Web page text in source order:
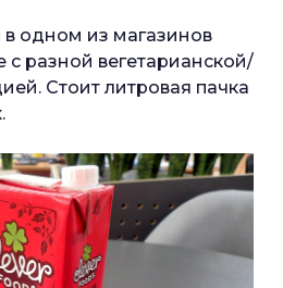
одном из магазинов
с разной вегетарианской/
Стоит литровая пачка